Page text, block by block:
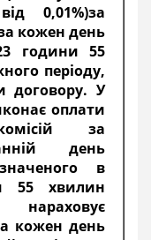
0,01%)за
кожен день
години 55
періоду,
договору. У
оплати
за
день
в
55 хвилин
кожен день